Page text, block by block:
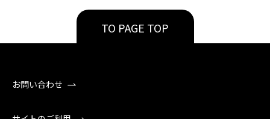
TO PAGE TOP
お問い合わせ